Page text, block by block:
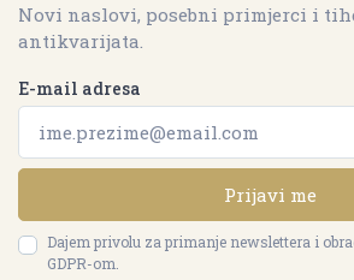
Novi naslovi, posebni primjerci i
antikvarijata.
E-mail adresa
Prijavi me
Dajem privolu za primanje newslettera i
GDPR-om.